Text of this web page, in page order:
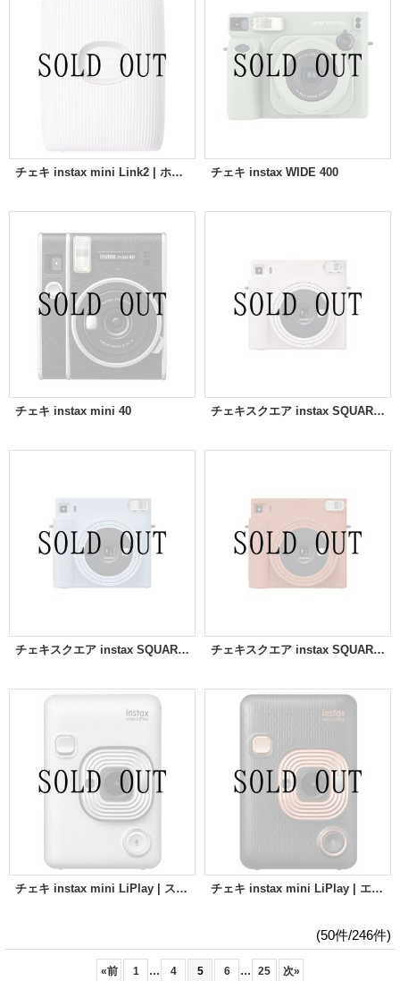
チェキ instax mini Link2 | ホワイトクレイ チェキ instax WIDE 400
チェキ instax mini 40 チェキスクエア instax SQUARE SQ1 | チョークホワイト
チェキスクエア instax SQUARE SQ1 | グレイシャーブルー チェキスクエア instax SQUARE SQ1 | テラコッタオレンジ
チェキ instax mini LiPlay | ストーンホワイト チェキ instax mini LiPlay | エレガントブラック
(50件/246件)
«前 1 ... 4 5 6 ... 25 次»